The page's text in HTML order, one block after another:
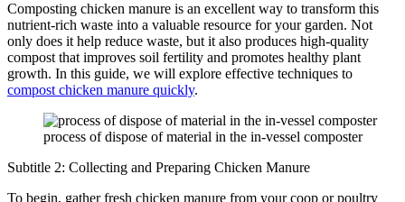
Composting chicken manure is an excellent way to transform this
nutrient-rich waste into a valuable resource for your garden. Not
only does it help reduce waste, but it also produces high-quality
compost that improves soil fertility and promotes healthy plant
growth. In this guide, we will explore effective techniques to
compost chicken manure quickly.
process of dispose of material in the in-vessel composter
Subtitle 2: Collecting and Preparing Chicken Manure
To begin, gather fresh chicken manure from your coop or poultry